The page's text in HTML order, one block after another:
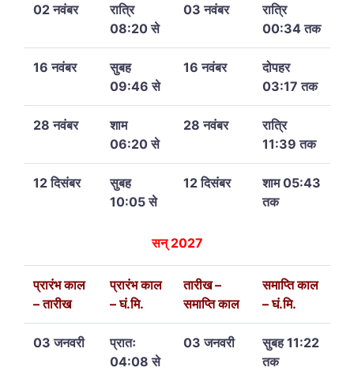
02 नवंबर
रात्रि
08:20 से
03 नवंबर
रात्रि
00:34 तक
16 नवंबर
सुबह
09:46 से
16 नवंबर
दोपहर
03:17 तक
28 नवंबर
शाम
06:20 से
28 नवंबर
रात्रि
11:39 तक
12 दिसंबर
सुबह
10:05 से
12 दिसंबर
शाम 05:43
तक
सन् 2027
प्रारंभ काल
– तारीख
प्रारंभ काल
– घं.मि.
तारीख –
समाप्ति काल
समाप्ति काल
– घं.मि.
03 जनवरी
प्रातः
04:08 से
03 जनवरी
सुबह 11:22
तक